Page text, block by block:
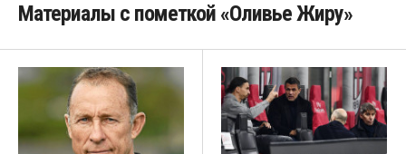
Материалы с пометкой «Оливье Жиру»